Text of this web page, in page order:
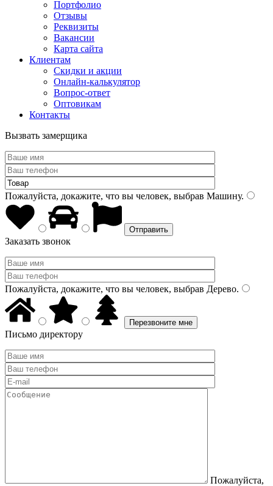
Портфолио
Отзывы
Реквизиты
Вакансии
Карта сайта
Клиентам
Скидки и акции
Онлайн-калькулятор
Вопрос-ответ
Оптовикам
Контакты
Вызвать замерщика
Пожалуйста, докажите, что вы человек, выбрав Машину.
Заказать звонок
Пожалуйста, докажите, что вы человек, выбрав Дерево.
Письмо директору
Пожалуйста,